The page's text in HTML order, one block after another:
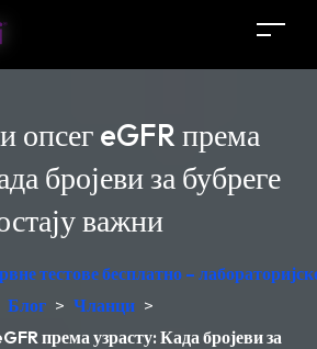
опсег eGFR према
бројеви за бубреге
важни
тестове бесплатно –
Блог > Чланци >
према узрасту: Када бројеви за